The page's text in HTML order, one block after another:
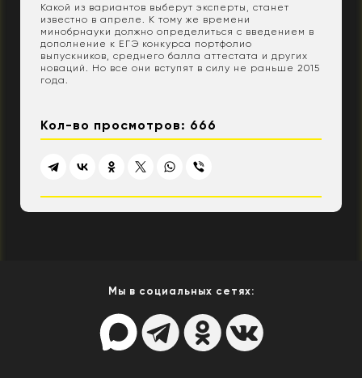
Какой из вариантов выберут эксперты, станет
известно в апреле. К тому же времени
минобрнауки должно определиться с введением в
дополнение к ЕГЭ конкурса портфолио
выпускников, среднего балла аттестата и других
новаций. Но все они вступят в силу не раньше 2015
года.
Кол-во просмотров: 666
Мы в социальных сетях: